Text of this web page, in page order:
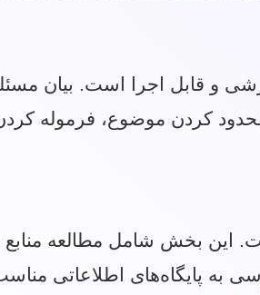
و قابل اجرا است. بیان
کردن موضوع، فرموله
بخش شامل مطالعه منابع
پایگاه‌های اطلاعاتی مناسب